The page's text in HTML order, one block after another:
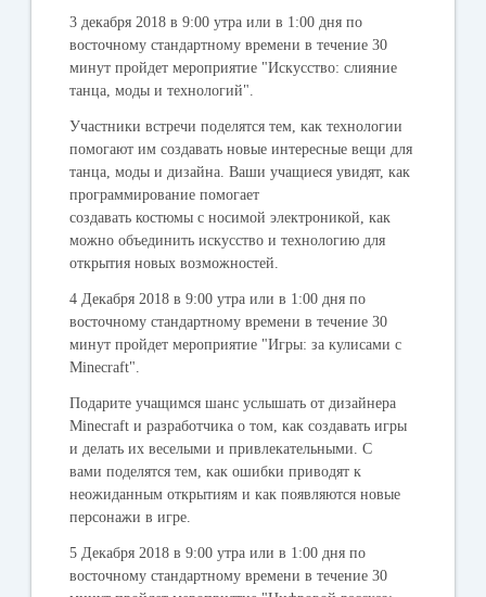
3 декабря 2018 в 9:00 утра или в 1:00 дня по
восточному стандартному времени в течение 30
минут пройдет мероприятие "Искусство: слияние
танца, моды и технологий".
Участники встречи поделятся тем, как технологии
помогают им создавать новые интересные вещи для
танца, моды и дизайна. Ваши учащиеся увидят, как
программирование помогает
создавать костюмы с носимой электроникой, как
можно объединить искусство и технологию для
открытия новых возможностей.
4 Декабря 2018 в 9:00 утра или в 1:00 дня по
восточному стандартному времени в течение 30
минут пройдет мероприятие "Игры: за кулисами с
Minecraft".
Подарите учащимся шанс услышать от дизайнера
Minecraft и разработчика о том, как создавать игры
и делать их веселыми и привлекательными. С
вами поделятся тем, как ошибки приводят к
неожиданным открытиям и как появляются новые
персонажи в игре.
5 Декабря 2018 в 9:00 утра или в 1:00 дня по
восточному стандартному времени в течение 30